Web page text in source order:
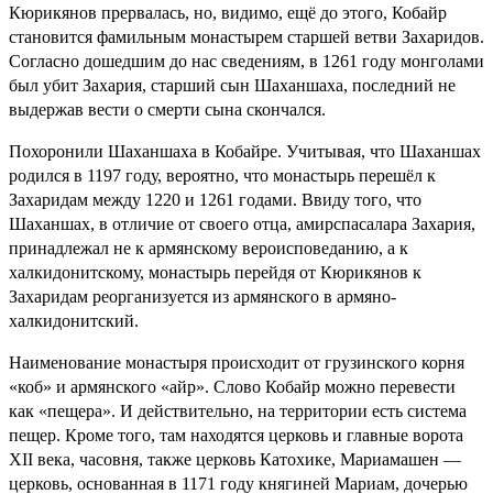
Кюрикянов прервалась, но, видимо, ещё до этого, Кобайр
становится фамильным монастырем старшей ветви Захаридов.
Согласно дошедшим до нас сведениям, в 1261 году монголами
был убит Захария, старший сын Шаханшаха, последний не
выдержав вести о смерти сына скончался.
Похоронили Шаханшаха в Кобайре. Учитывая, что Шаханшах
родился в 1197 году, вероятно, что монастырь перешёл к
Захаридам между 1220 и 1261 годами. Ввиду того, что
Шаханшах, в отличие от своего отца, амирспасалара Захария,
принадлежал не к армянскому вероисповеданию, а к
халкидонитскому, монастырь перейдя от Кюрикянов к
Захаридам реорганизуется из армянского в армяно-
халкидонитский.
Наименование монастыря происходит от грузинского корня
«коб» и армянского «айр». Слово Кобайр можно перевести
как «пещера». И действительно, на территории есть система
пещер. Кроме того, там находятся церковь и главные ворота
XII века, часовня, также церковь Катохике, Мариамашен —
церковь, основанная в 1171 году княгиней Мариам, дочерью